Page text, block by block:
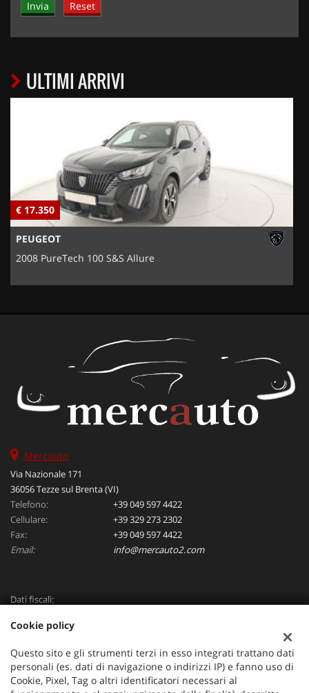
ULTIMI ARRIVI
€ 17.350
PEUGEOT
2008 PureTech 100 S&S Allure
Mercauto
Via Nazionale 171
36056 Tezze sul Brenta (VI)
Telefono:
+39 049 597 4422
Cellulare:
+39 329 273 2302
Fax:
+39 049 597 4422
Email:
info@mercauto2.com
Dati fiscali:
Via Nazionale, 171 PD - 36056 Tezze sul Brenta
Registro delle imprese:PD
Cookie policy
Questo sito e gli strumenti terzi in esso integrati trattano dati
personali (es. dati di navigazione o indirizzi IP) e fanno uso di
Cookie, Pixel, Tag o altri identificatori necessari al